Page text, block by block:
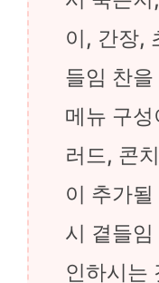
이, 간장,
들임 찬
메뉴 구
러드, 콘
이 추가
시 곁들
인하시는